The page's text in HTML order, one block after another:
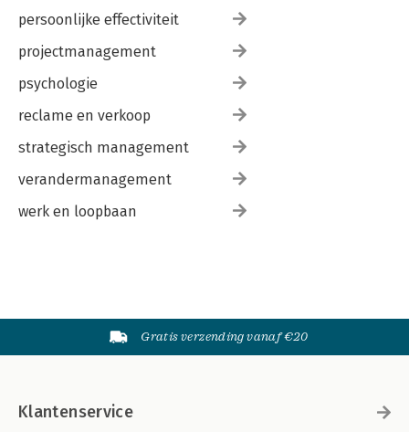
persoonlijke effectiviteit
projectmanagement
psychologie
reclame en verkoop
strategisch management
verandermanagement
werk en loopbaan
Gratis verzending vanaf €20
Klantenservice